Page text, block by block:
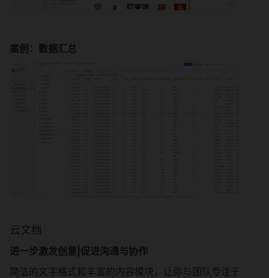
案例：数据汇总
云文档
进一步激发创意|促进沟通与协作
简洁的文字格式和丰富的内容模块，让你与团队专注于